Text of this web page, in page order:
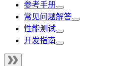
参考手册
常见问题解答
性能测试
开发指南